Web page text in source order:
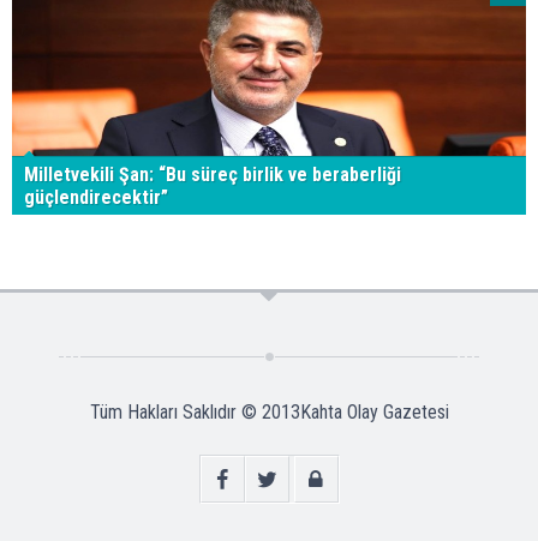
Milletvekili Şan: “Bu süreç birlik ve beraberliği
güçlendirecektir”
Tüm Hakları Saklıdır © 2013Kahta Olay Gazetesi